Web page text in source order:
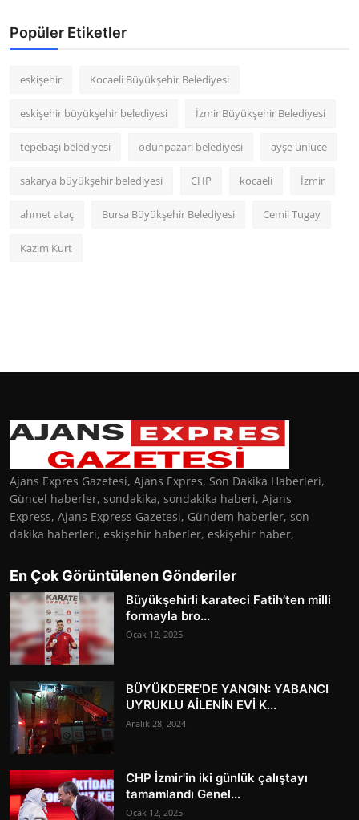
Popüler Etiketler
eskişehir Kocaeli Büyükşehir Belediyesi
eskişehir büyükşehir belediyesi İzmir Büyükşehir Belediyesi
tepebaşı belediyesi odunpazarı belediyesi ayşe ünlüce
sakarya büyükşehir belediyesi CHP kocaeli İzmir
ahmet ataç Bursa Büyükşehir Belediyesi Cemil Tugay
Kazım Kurt
Ajans Expres Gazetesi, Ajans Expres, Son Dakika Haberleri,
Güncel haberler, sondakika, sondakika haberi, Ajans
Express, Ajans Express Gazetesi, Gündem haberler, son
dakika haberleri, eskişehir haberler, eskişehir haber,
En Çok Görüntülenen Gönderiler
Büyükşehirli karateci Fatih’ten milli
formayla bro...
Ocak 12, 2025
BÜYÜKDERE'DE YANGIN: YABANCI
UYRUKLU AİLENİN EVİ K...
Aralık 28, 2024
CHP İzmir'in iki günlük çalıştayı
tamamlandı Genel...
Ocak 12, 2025